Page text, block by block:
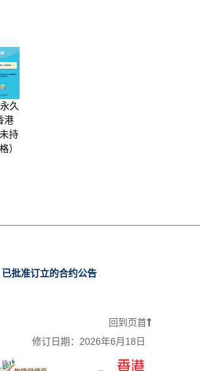
久
港
持
）
批准订立的合约公告
回到页首
修订日期： 2026年6月18日